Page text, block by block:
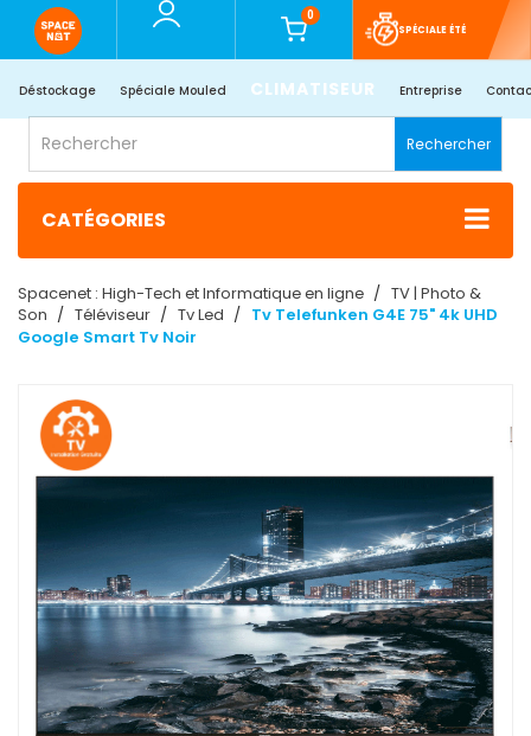
0
SPÉCIALE ÉTÉ
Déstockage Spéciale Mouled CLIMATISEUR Entreprise
Rechercher
CATÉGORIES
Spacenet : High-Tech et Informatique en ligne
TV | Photo &
Son
Téléviseur Tv Led
Tv Telefunken G4E 75" 4k UHD
Google Smart Tv Noir